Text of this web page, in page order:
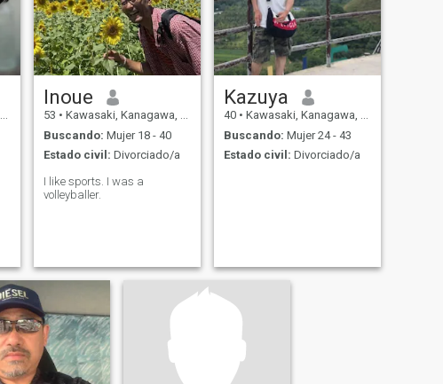
Inoue
53 • Kawasaki, Kanagawa, Japón
Buscando: Mujer 18 - 40
Estado civil: Divorciado/a
I like sports. I was a
volleyballer.
Kazuya
40 • Kawasaki, Kanagawa, Japón
Buscando: Mujer 24 - 43
Estado civil: Divorciado/a